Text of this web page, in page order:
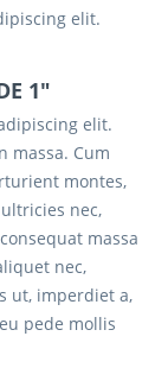
elit.
1"
elit.
massa. Cum
montes,
nec,
massa
nec,
ut, imperdiet a,
pede mollis